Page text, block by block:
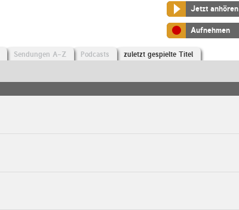
Jetzt anhören
Aufnehmen
Sendungen A-Z Podcasts zuletzt gespielte Titel